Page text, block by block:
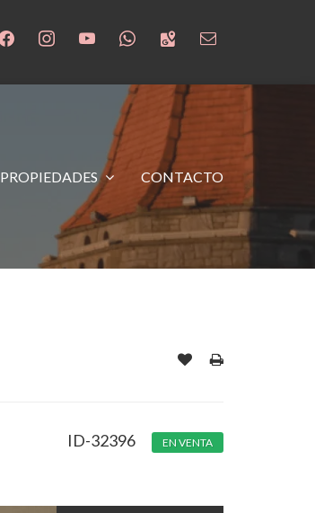
PROPIEDADES CONTACTO
ID-32396 EN VENTA